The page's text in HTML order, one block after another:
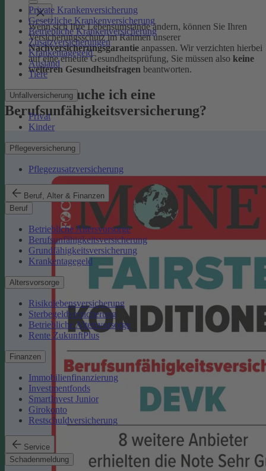
Private Krankenversicherung
Gesetzliche Krankenversicherung
Betriebliche Krankenversicherung
Zusatzversicherungen
Krankentagegeld
Ausland
Tiere
Unfallversicherung
Privat
Kinder
Pflegeversicherung
Pflegezusatzversicherung
Beruf, Alter & Finanzen
Beruf
Betriebliche Altersvorsorge
Berufsunfähigkeitsversicherung
Grundfähigkeitsversicherung
Krankentagegeld
Altersvorsorge
Risikolebensversicherung
Sterbegeldversicherung
Betriebliche Altersvorsorge
Rente ZukunftPlus
Finanzen
Immobilienfinanzierung
Investmentfonds
SmartInvest Junior
Girokonto
Restschuldversicherung
Service
Schadenmeldung
Wenn sich Ihre Lebensumstände ändern, können Sie Ihren
Versicherungsschutz im Rahmen unserer
Nachversicherungsgarantie anpassen. Wir verzichten hierbei
auf eine erneute Gesundheitsprüfung, Sie müssen also keine
weiteren Gesundheitsfragen beantworten.
Warum brauche ich eine
Berufsunfähigkeitsversicherung?